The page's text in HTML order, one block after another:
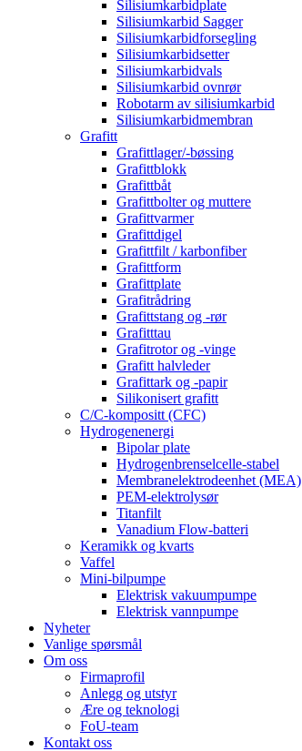
Silisiumkarbidplate
Silisiumkarbid Sagger
Silisiumkarbidforsegling
Silisiumkarbidsetter
Silisiumkarbidvals
Silisiumkarbid ovnrør
Robotarm av silisiumkarbid
Silisiumkarbidmembran
Grafitt
Grafittlager/-bøssing
Grafittblokk
Grafittbåt
Grafittbolter og muttere
Grafittvarmer
Grafittdigel
Grafittfilt / karbonfiber
Grafittform
Grafittplate
Grafitrådring
Grafittstang og -rør
Grafitttau
Grafitrotor og -vinge
Grafitt halvleder
Grafittark og -papir
Silikonisert grafitt
C/C-kompositt (CFC)
Hydrogenenergi
Bipolar plate
Hydrogenbrenselcelle-stabel
Membranelektrodeenhet (MEA)
PEM-elektrolysør
Titanfilt
Vanadium Flow-batteri
Keramikk og kvarts
Vaffel
Mini-bilpumpe
Elektrisk vakuumpumpe
Elektrisk vannpumpe
Nyheter
Vanlige spørsmål
Om oss
Firmaprofil
Anlegg og utstyr
Ære og teknologi
FoU-team
Kontakt oss